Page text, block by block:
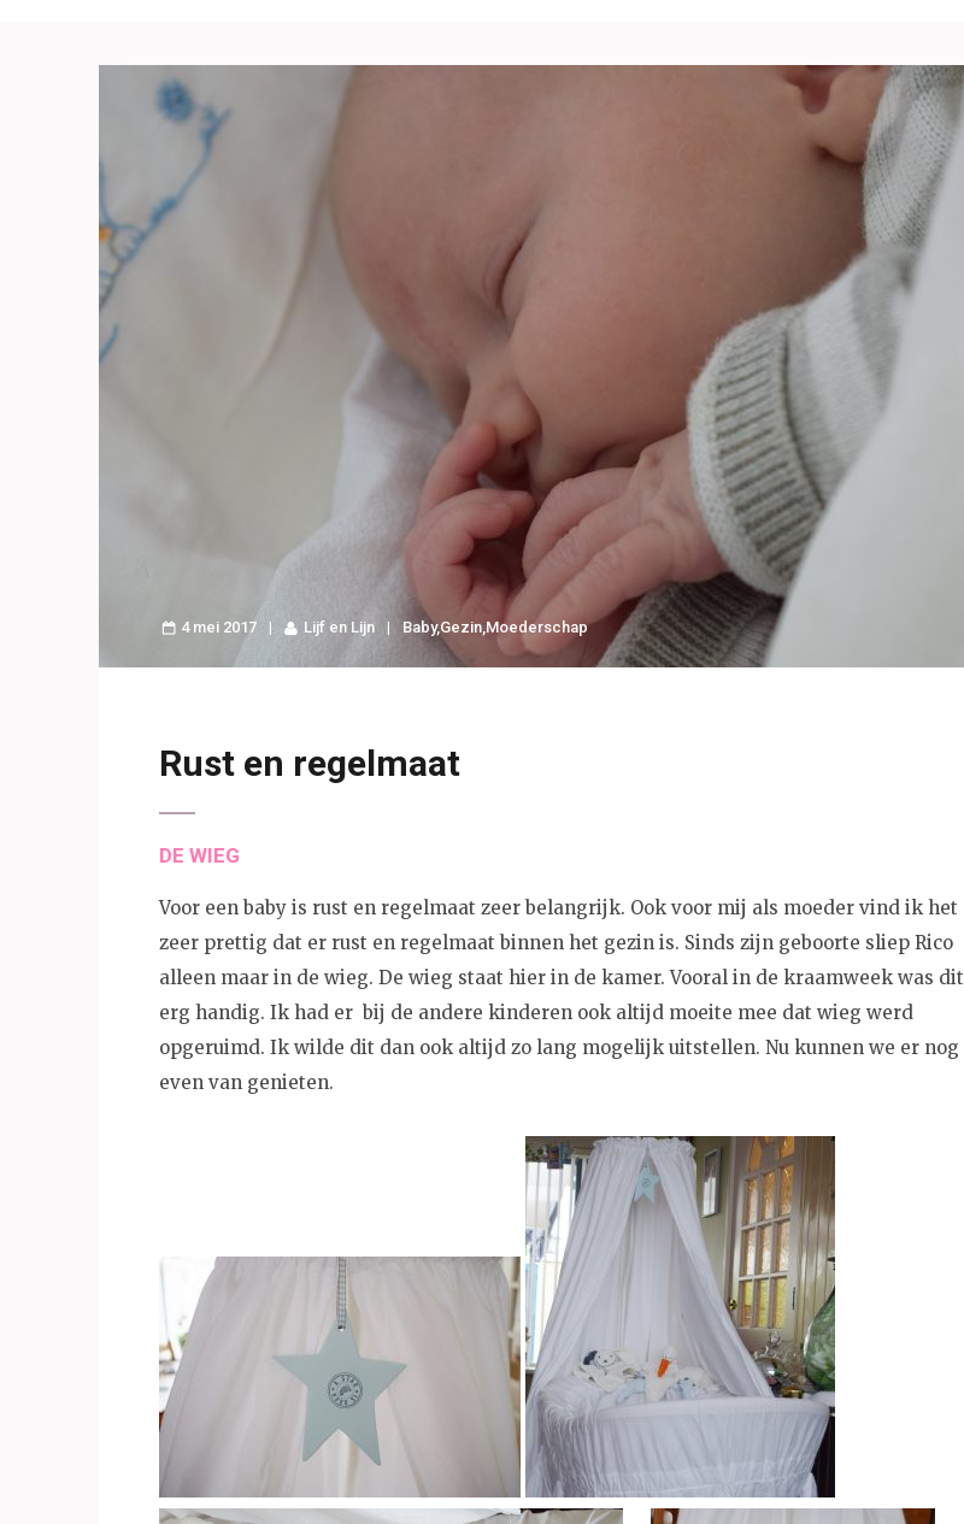
4 mei 2017 Lijf en Lijn Baby,Gezin,Moederschap
Rust en regelmaat
DE WIEG
Voor een baby is rust en regelmaat zeer belangrijk. Ook voor mij als moeder vind ik het
zeer prettig dat er rust en regelmaat binnen het gezin is. Sinds zijn geboorte sliep Rico
alleen maar in de wieg. De wieg staat hier in de kamer. Vooral in de kraamweek was dit
erg handig. Ik had er bij de andere kinderen ook altijd moeite mee dat wieg werd
opgeruimd. Ik wilde dit dan ook altijd zo lang mogelijk uitstellen. Nu kunnen we er nog
even van genieten.